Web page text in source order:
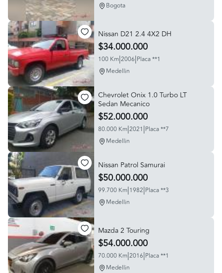
Bogota
Nissan D21 2.4 4X2 DH
$34.000.000
100 Km|2006|Placa **1
Medellin
Chevrolet Onix 1.0 Turbo LT
Sedan Mecanico
$52.000.000
80.000 Km|2021|Placa **7
Medellin
Nissan Patrol Samurai
$50.000.000
99.700 Km|1982|Placa **3
Medellin
Mazda 2 Touring
$54.000.000
70.000 Km|2016|Placa **1
Medellin